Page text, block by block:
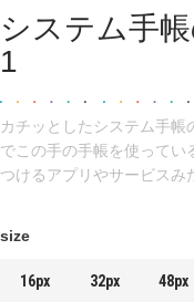
システム手
1
カチッとしたシステム手
でこの手の手帳を使ってい
つけるアプリやサービスみ
size
16px 32px 48px